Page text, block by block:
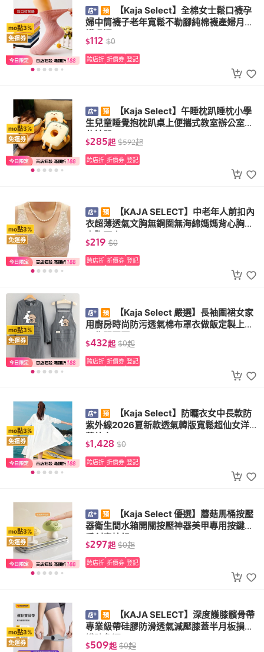
mo點3%
免運券
【Kaja Select】全棉女士鬆口襪孕
婦中筒襪子老年寬鬆不勒腳純棉襪產婦月子
襪吸汗
$112 $0
跨店折 折價券 登記
mo點3%
免運券
【Kaja Select】午睡枕趴睡枕小學
生兒童睡覺抱枕趴桌上便攜式教室辦公室午
休神器
$285起 $592起
跨店折 折價券 登記
mo點3%
免運券
【KAJA SELECT】中老年人前扣內
衣超薄透氣文胸無鋼圈無海綿媽媽背心胸罩
大胸顯小
$219 $0
跨店折 折價券 登記
mo點3%
免運券
【Kaja Select 嚴選】長袖圍裙女家
用廚房時尚防污透氣棉布罩衣做飯定製上班
工作服圍腰
$432起 $0起
跨店折 折價券 登記
mo點3%
免運券
【Kaja Select】防曬衣女中長款防
紫外線2026夏新款透氣韓版寬鬆超仙女洋氣
薄外套
$1,428 $0
跨店折 折價券 登記
mo點3%
免運券
【Kaja Select 優選】蘑菇馬桶按壓
器衛生間水箱開關按壓神器美甲專用按鍵可
愛創意按鈕
$297起 $0起
跨店折 折價券 登記
mo點3%
免運券
【KAJA SELECT】深度護膝髕骨帶
專業級帶硅膠防滑透氣減壓膝蓋半月板損傷
護膝免運
$509起 $0起